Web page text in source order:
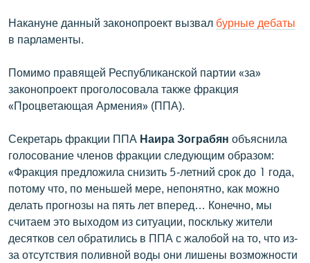
Накануне данный законопроект вызвал бурные дебаты
в парламенты.
Помимо правящей Республиканской партии «за»
законопроект проголосовала также фракция
«Процветающая Армения» (ППА).
Секретарь фракции ППА Наира Зограбян объяснила
голосование членов фракции следующим образом:
«Фракция предложила снизить 5-летний срок до 1 года,
потому что, по меньшей мере, непонятно, как можно
делать прогнозы на пять лет вперед… Конечно, мы
считаем это выходом из ситуации, поскльку жители
десятков сел обратились в ППА с жалобой на то, что из-
за отсутствия поливной воды они лишены возможности